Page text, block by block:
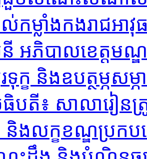
អភិបាលខេត្ត
ក្ខ និងឧបត្ថម្ភសម្ភ